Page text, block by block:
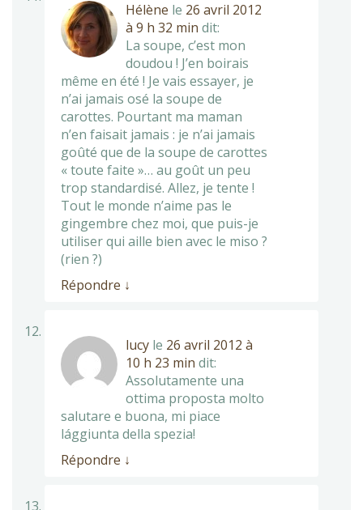
Hélène le 26 avril 2012
à 9 h 32 min dit:
La soupe, c’est mon
doudou ! J’en boirais
même en été ! Je vais essayer, je
n’ai jamais osé la soupe de
carottes. Pourtant ma maman
n’en faisait jamais : je n’ai jamais
goûté que de la soupe de carottes
« toute faite »… au goût un peu
trop standardisé. Allez, je tente !
Tout le monde n’aime pas le
gingembre chez moi, que puis-je
utiliser qui aille bien avec le miso ?
(rien ?)
Répondre ↓
lucy le 26 avril 2012 à
10 h 23 min dit:
Assolutamente una
ottima proposta molto
salutare e buona, mi piace
lággiunta della spezia!
Répondre ↓